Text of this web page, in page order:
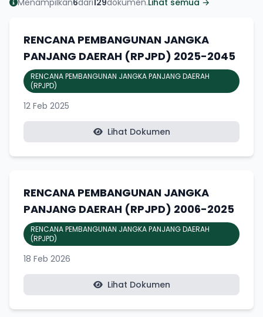
RENCANA PEMBANGUNAN JANGKA
PANJANG DAERAH (RPJPD) 2025-2045
RENCANA PEMBANGUNAN JANGKA PANJANG DAERAH
(RPJPD)
12 Feb 2025
Lihat Dokumen
RENCANA PEMBANGUNAN JANGKA
PANJANG DAERAH (RPJPD) 2006-2025
RENCANA PEMBANGUNAN JANGKA PANJANG DAERAH
(RPJPD)
18 Feb 2026
Lihat Dokumen